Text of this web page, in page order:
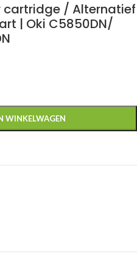
cartridge / Alternatief
| Oki C5850DN/
WINKELWAGEN